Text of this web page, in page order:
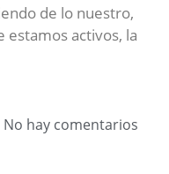
de lo nuestro,
estamos activos, la
No hay comentarios